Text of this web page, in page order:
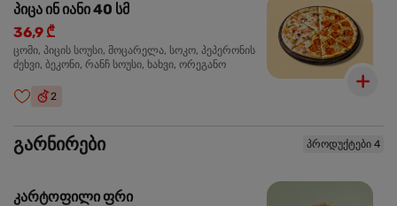
პიცა ინ იანი 40 სმ
36,9 ₾
ცომი, პიცის სოუსი, მოცარელა, სოკო, პეპერონის
ძეხვი, ბეკონი, რანჩ სოუსი, ხახვი, ორეგანო
2
გარნირები პროდუქტები 4
კარტოფილი ფრი